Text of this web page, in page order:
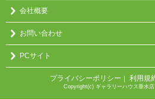
会社概要
お問い合わせ
PCサイト
プライバシーポリシー ｜ 利用規
Copyright(c) ギャラリーハウス垂水